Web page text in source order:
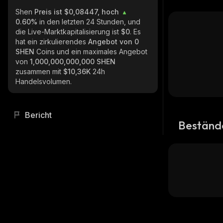
Shen Preis ist $0,08447, hoch
0.60% in den letzten 24 Stunden, und
die Live-Marktkapitalisierung ist $0. Es
hat ein zirkulierendes Angebot von 0
SHEN Coins und ein maximales Angebot
von 1,000,000,000,000 SHEN
zusammen mit $10,36K 24h
Handelsvolumen.
Bericht